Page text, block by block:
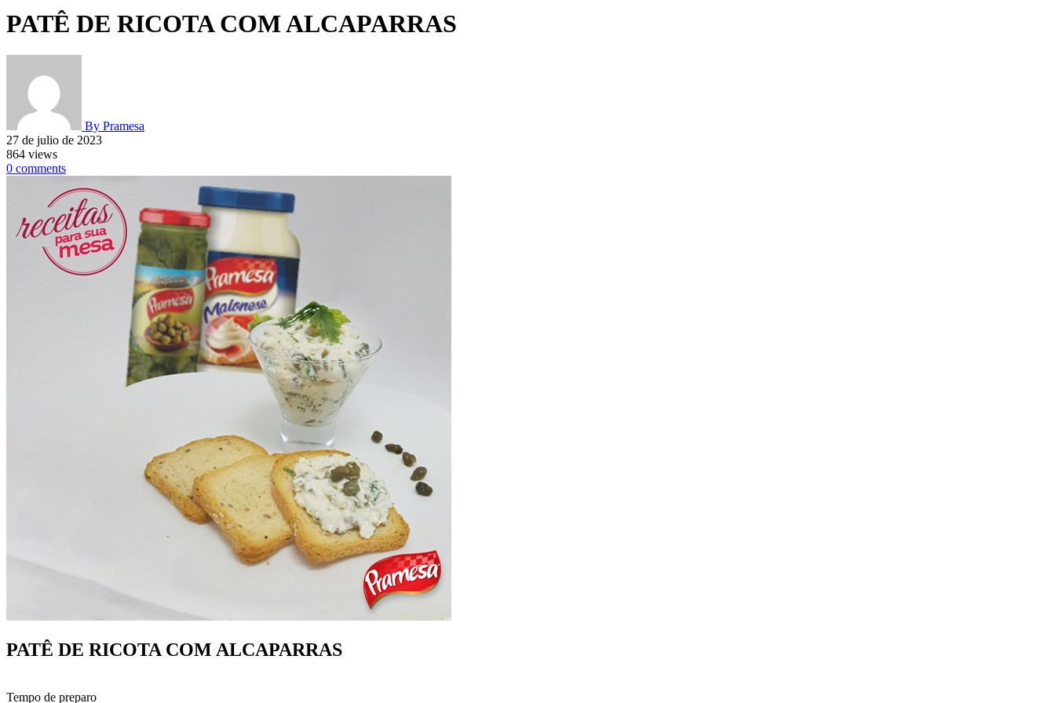
PATÊ DE RICOTA COM ALCAPARRAS
By Pramesa
27 de julio de 2023
864 views
0 comments
PATÊ DE RICOTA COM ALCAPARRAS
Tempo de preparo